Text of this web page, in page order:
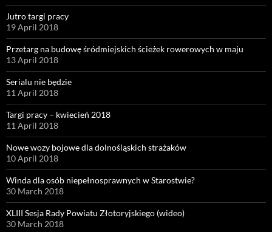
Jutro targi pracy
19 April 2018
Przetarg na budowę śródmiejskich ścieżek rowerowych w maju
13 April 2018
Serialu nie będzie
11 April 2018
Targi pracy – kwiecień 2018
11 April 2018
Nowe wozy bojowe dla dolnośląskich strażaków
10 April 2018
Winda dla osób niepełnosprawnych w Starostwie?
30 March 2018
XLIII Sesja Rady Powiatu Złotoryjskiego (wideo)
30 March 2018